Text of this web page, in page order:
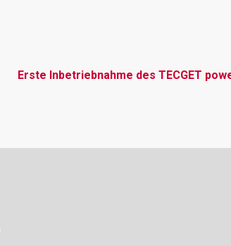
Erste Inbetriebnahme des TECGET